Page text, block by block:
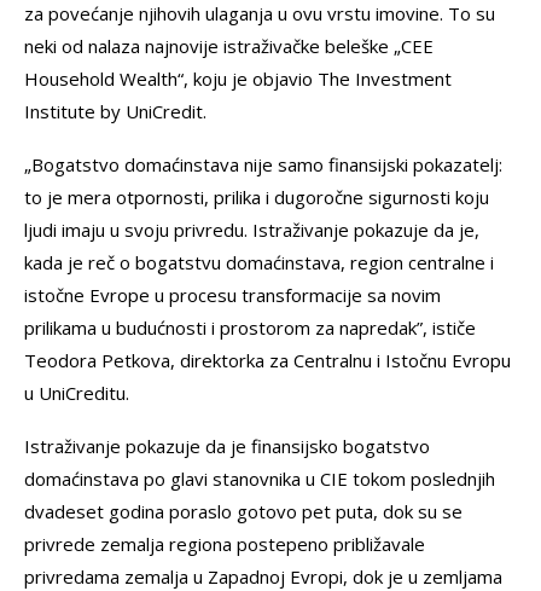
za povećanje njihovih ulaganja u ovu vrstu imovine. To su
neki od nalaza najnovije istraživačke beleške „CEE
Household Wealth“, koju je objavio The Investment
Institute by UniCredit.
„Bogatstvo domaćinstava nije samo finansijski pokazatelj:
to je mera otpornosti, prilika i dugoročne sigurnosti koju
ljudi imaju u svoju privredu. Istraživanje pokazuje da je,
kada je reč o bogatstvu domaćinstava, region centralne i
istočne Evrope u procesu transformacije sa novim
prilikama u budućnosti i prostorom za napredak”, ističe
Teodora Petkova, direktorka za Centralnu i Istočnu Evropu
u UniCreditu.
Istraživanje pokazuje da je finansijsko bogatstvo
domaćinstava po glavi stanovnika u CIE tokom poslednjih
dvadeset godina poraslo gotovo pet puta, dok su se
privrede zemalja regiona postepeno približavale
privredama zemalja u Zapadnoj Evropi, dok je u zemljama